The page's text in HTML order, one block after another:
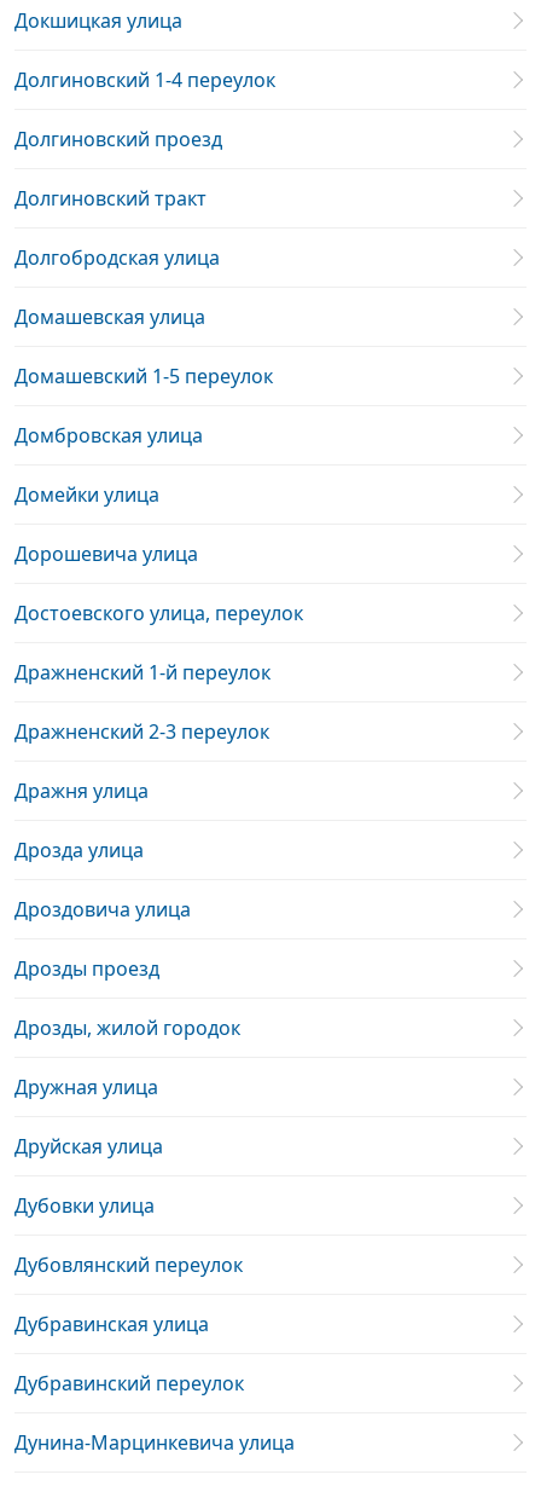
Докшицкая улица
Долгиновский 1-4 переулок
Долгиновский проезд
Долгиновский тракт
Долгобродская улица
Домашевская улица
Домашевский 1-5 переулок
Домбровская улица
Домейки улица
Дорошевича улица
Достоевского улица, переулок
Дражненский 1-й переулок
Дражненский 2-3 переулок
Дражня улица
Дрозда улица
Дроздовича улица
Дрозды проезд
Дрозды, жилой городок
Дружная улица
Друйская улица
Дубовки улица
Дубовлянский переулок
Дубравинская улица
Дубравинский переулок
Дунина-Марцинкевича улица